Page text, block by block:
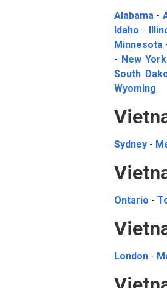
Alabama -
Idaho -
Minnesota
- New York
South
Wyoming
Sydney -
Ontario -
London -